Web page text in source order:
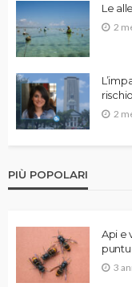
Le
2
2
PIÙ POPOLARI
Api e
3